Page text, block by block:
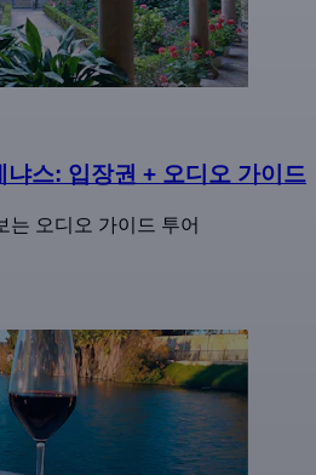
스: 입장권 + 오디오 가이드
는 오디오 가이드 투어